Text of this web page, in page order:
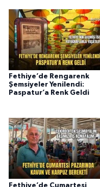
Fethiye’de Rengarenk
Şemsiyeler Yenilendi:
Paspatur’a Renk Geldi
Fethiye’de Cumartesi